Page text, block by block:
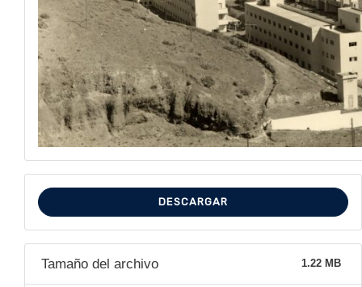
DESCARGAR
Tamaño del archivo 1.22 MB